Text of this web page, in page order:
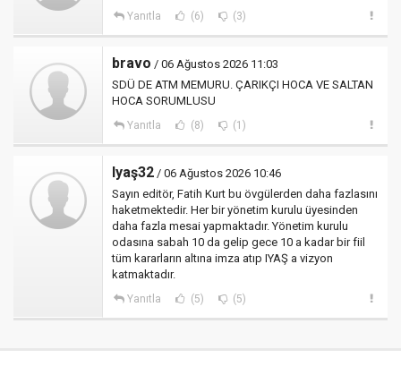
Yanıtla (6) (3)
bravo / 06 Ağustos 2026 11:03
SDÜ DE ATM MEMURU. ÇARIKÇI HOCA VE SALTAN
HOCA SORUMLUSU
Yanıtla (8) (1)
Iyaş32 / 06 Ağustos 2026 10:46
Sayın editör, Fatih Kurt bu övgülerden daha fazlasını
haketmektedir. Her bir yönetim kurulu üyesinden
daha fazla mesai yapmaktadır. Yönetim kurulu
odasına sabah 10 da gelip gece 10 a kadar bir fiil
tüm kararların altına imza atıp IYAŞ a vizyon
katmaktadır.
Yanıtla (5) (5)